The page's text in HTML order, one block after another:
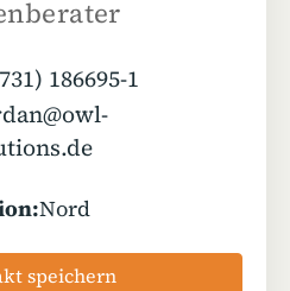
186695-1
Nord
speichern